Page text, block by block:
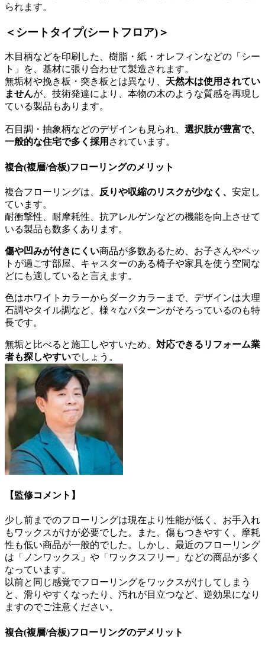
られます。
＜シートタイプ(シートフロア)＞
木目柄などを印刷した、樹脂・紙・オレフィンなどの「シー
ト」を、基材に張り合わせて製造されます。
無垢材や挽き板・突き板とは異なり、 天然木は使用されてい
ませんが、技術発達により、本物の木のような質感を再現し
ている製品もあります。
石目調・抽象柄などのデザインも見られ、 選択肢が豊富で、
一般的な住宅で多く採用 されています。
複合(複層/合板)フローリングのメリット
複合フローリングは、 反りや収縮のリスクが少なく、 安定し
ています。
耐衝撃性、耐摩耗性、抗アレルゲンなどの機能を向上させて
いる製品も数多くあります。
傷や凹みが付きにくい商品が多数あるため、お子さんやペッ
トが過ごす部屋、キャスターのある椅子や家具を使う空間な
どにも適していると言えます。
色はホワイトカラーからダークカラーまで、デザインは大理
石調やタイル調など、様々なパターンがそろっているのも特
長です。
無垢と比べると施工しやすいため、 対応できるリフォーム業
者も探しやすいでしょう。
【監修コメント】
少し前までのフローリングは現在より性能が低く、お手入れ
もワックスがけが必要でした。また、傷もつきやすく、摩耗
性も低い商品が一般的でした。しかし、最近のフローリング
は「ノンワックス」や「ワックスフリー」などの商品が多く
なっています。
以前と同じ感覚でフローリングをワックスがけしてしまう
と、滑りやすくなったり、汚れが目立つなど、逆効果になり
ますのでご注意ください。
複合(複層/合板)フローリングのデメリット